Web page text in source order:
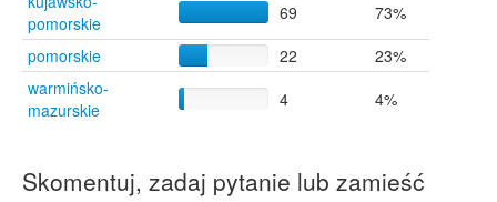
pomorskie
69
73%
pomorskie
22
23%
warmińsko-
mazurskie
4 4%
Skomentuj, zadaj pytanie lub zamieść